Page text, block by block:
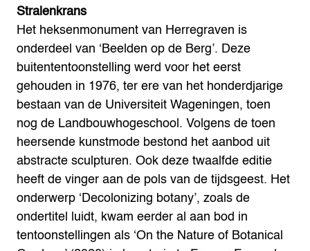
Stralenkrans
Het heksenmonument van Herregraven is
onderdeel van ‘Beelden op de Berg’. Deze
buitententoonstelling werd voor het eerst
gehouden in 1976, ter ere van het honderdjarige
bestaan van de Universiteit Wageningen, toen
nog de Landbouwhogeschool. Volgens de toen
heersende kunstmode bestond het aanbod uit
abstracte sculpturen. Ook deze twaalfde editie
heeft de vinger aan de pols van de tijdsgeest. Het
onderwerp ‘Decolonizing botany’, zoals de
ondertitel luidt, kwam eerder al aan bod in
tentoonstellingen als ‘On the Nature of Botanical